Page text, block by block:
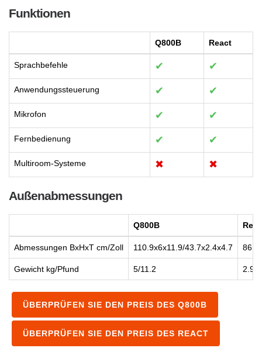
Funktionen
Q800B React
Sprachbefehle ✔ ✔
Anwendungssteuerung ✔ ✔
Mikrofon ✔ ✔
Fernbedienung ✔ ✔
Multiroom-Systeme ✖ ✖
Außenabmessungen
Q800B
Abmessungen BxHxT cm/Zoll 110.9x6x11.9/43.7x2.4x4.7
Gewicht kg/Pfund 5/11.2 2.9/6
ÜBERPRÜFEN SIE DEN PREIS DES Q800B
ÜBERPRÜFEN SIE DEN PREIS DES REACT